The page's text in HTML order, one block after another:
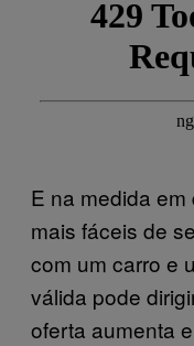
E na medida
mais fáceis de
com um carro e
válida pode
oferta aumenta